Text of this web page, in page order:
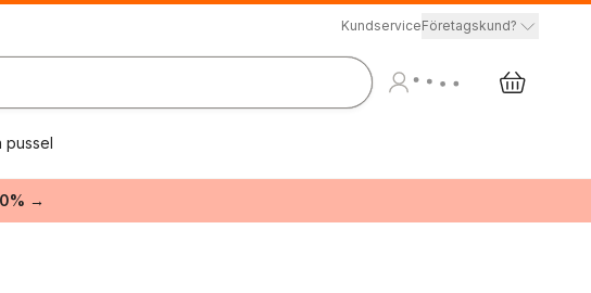
KundserviceFöretagskund?
pussel
→